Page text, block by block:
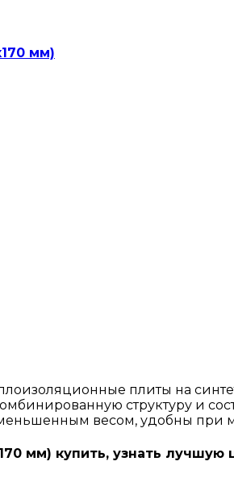
мм)
плиты на
структуру и
весом, удобны при
мм) купить, узнать